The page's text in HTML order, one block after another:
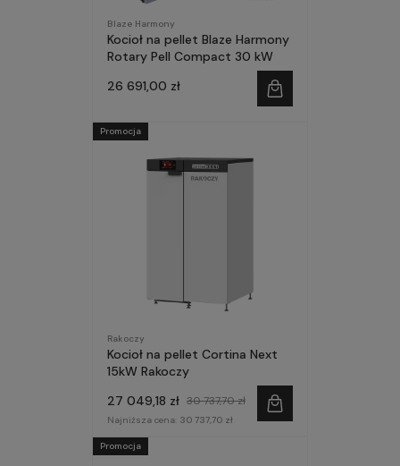
Blaze Harmony
Kocioł na pellet Blaze Harmony
Rotary Pell Compact 30 kW
26 691,00 zł
Rakoczy
Kocioł na pellet Cortina Next
15kW Rakoczy
27 049,18 zł 30 737,70 zł
Najniższa cena: 30 737,70 zł
Promocja
Promocja